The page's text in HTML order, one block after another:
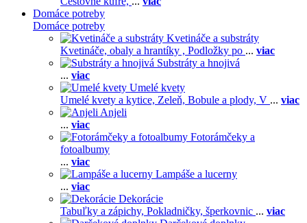
Domáce potreby
Domáce potreby
Kvetináče a substráty
Kvetináče, obaly a hrantíky , Podložky po ... viac
Substráty a hnojivá
... viac
Umelé kvety
Umelé kvety a kytice, Zeleň, Bobule a plody, V ... viac
Anjeli
... viac
Fotorámčeky a
fotoalbumy
... viac
Lampáše a lucerny
... viac
Dekorácie
Tabuľky a zápichy, Pokladničky, šperkovnic ... viac